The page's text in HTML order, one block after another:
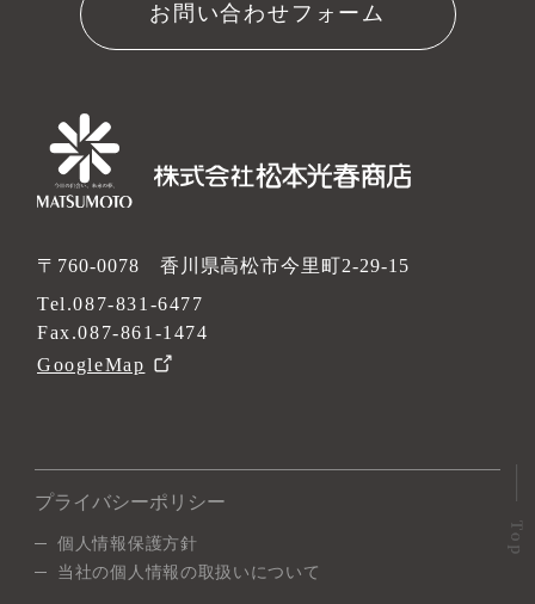
お問い合わせフォーム
〒760-0078 香川県高松市今里町2-29-15
Tel.087-831-6477
Fax.087-861-1474
GoogleMap
プライバシーポリシー
個人情報保護方針
当社の個人情報の取扱いについて